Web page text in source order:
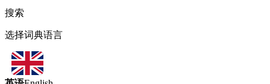
搜索
选择词典语言